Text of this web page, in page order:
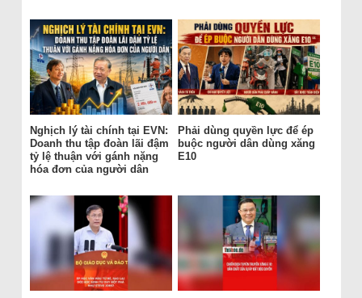
Nghịch lý tài chính tại EVN:
Doanh thu tập đoàn lãi đậm
tỷ lệ thuận với gánh nặng
hóa đơn của người dân
Phải dùng quyền lực để ép
buộc người dân dùng xăng
E10